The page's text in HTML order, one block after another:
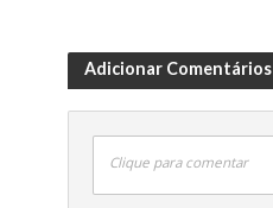
Adicionar Comentários
Clique para comentar